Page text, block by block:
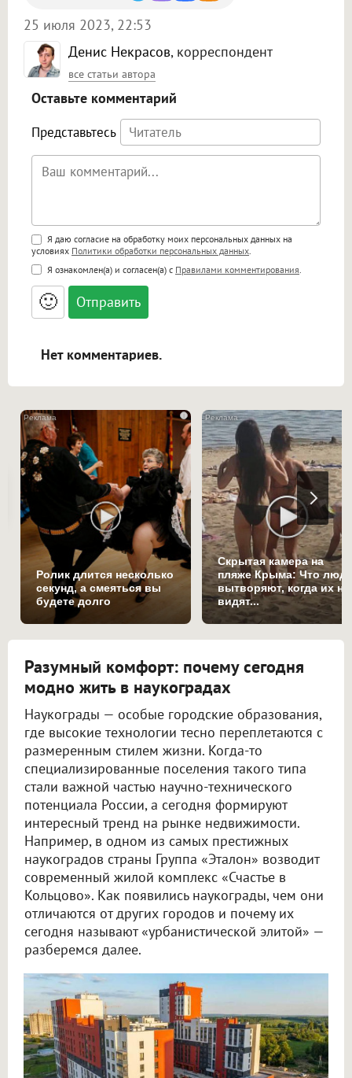
Денис Некрасов, корреспондент
все статьи автора
25 июля 2023, 22:53
Оставьте комментарий
Представьтесь
Поддержка HTML
<b>, <strong>, <u>, <i>, <em>, <s>, <big>,
<small>, <sup>, <sub>, <pre>, <ul>, <ol>, <li>,
<blockquote>, <code> экранирует HTML,
адреса URL автоматически становятся
ссылками, и [img]адрес[/img] будет
Я даю согласие на обработку моих персональных данных на
условиях Политики обработки персональных данных
Я ознакомлен(а) и согласен(а) с Правилами комментирования
🙂
Нет комментариев.
i
Ролик длится несколько
секунд, а смеяться вы
будете долго
Скрытая камера на
пляже Крыма: Что
вытворяют, когда их не
видят...
Разумный комфорт: почему сегодня
модно жить в наукоградах
Наукограды — особые городские образования,
где высокие технологии тесно переплетаются с
размеренным стилем жизни. Когда-то
специализированные поселения такого типа
стали важной частью научно-технического
потенциала России, а сегодня формируют
интересный тренд на рынке недвижимости.
Например, в одном из самых престижных
наукоградов страны Группа «Эталон» возводит
современный жилой комплекс «Счастье в
Кольцово». Как появились наукограды, чем они
отличаются от других городов и почему их
сегодня называют «урбанистической элитой» —
разберемся далее.